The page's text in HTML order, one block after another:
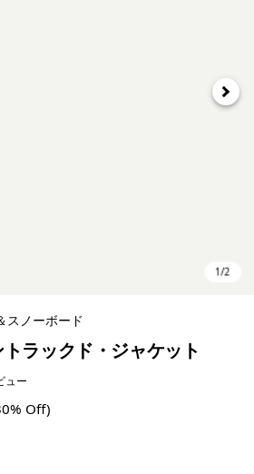
次へ
スノーボード
ラックド・ジャケット
ュー
Off)